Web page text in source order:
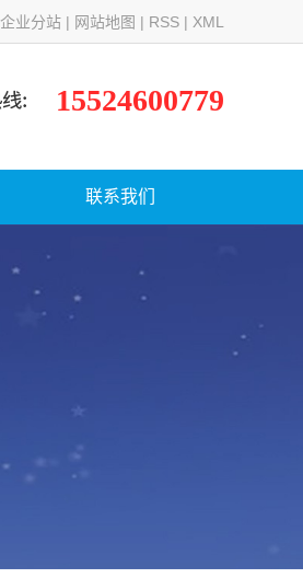
企业分站 | 网站地图 | RSS | XML
15524600779
联系我们